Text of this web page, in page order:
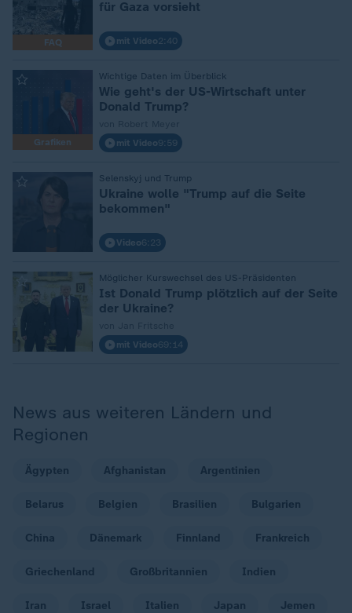
FAQ
für Gaza vorsieht
mit Video2:40
Grafiken
Wichtige Daten im Überblick
:
Wie geht's der US-Wirtschaft unter
Donald Trump?
mit Video9:59
Selenskyj und Trump
:
Ukraine wolle "Trump auf die Seite
bekommen"
Video6:23
Möglicher Kurswechsel des US-Präsidenten
:
Ist Donald Trump plötzlich auf der Seite
der Ukraine?
mit Video69:14
News aus weiteren Ländern und
Regionen
Ägypten Afghanistan Argentinien
Belarus Belgien Brasilien Bulgarien
China Dänemark Finnland Frankreich
Griechenland Großbritannien Indien
Iran Israel Italien Japan Jemen